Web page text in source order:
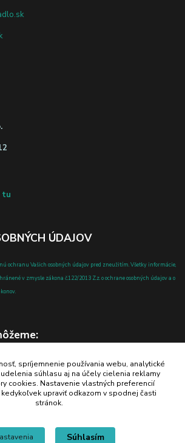
tu
ÚDAJOV
ochranu Vašich osobných údajov pred zneužitím. Všetky informácie,
v zmysle zákona č.122/2013 Z.z. o ochrane osobných údajov a o
spríjemnenie používania webu, analytické
súhlasu aj na účely cielenia reklamy
cookies. Nastavenie vlastných preferencií
upraviť odkazom v spodnej časti
stránok.
Súhlasím